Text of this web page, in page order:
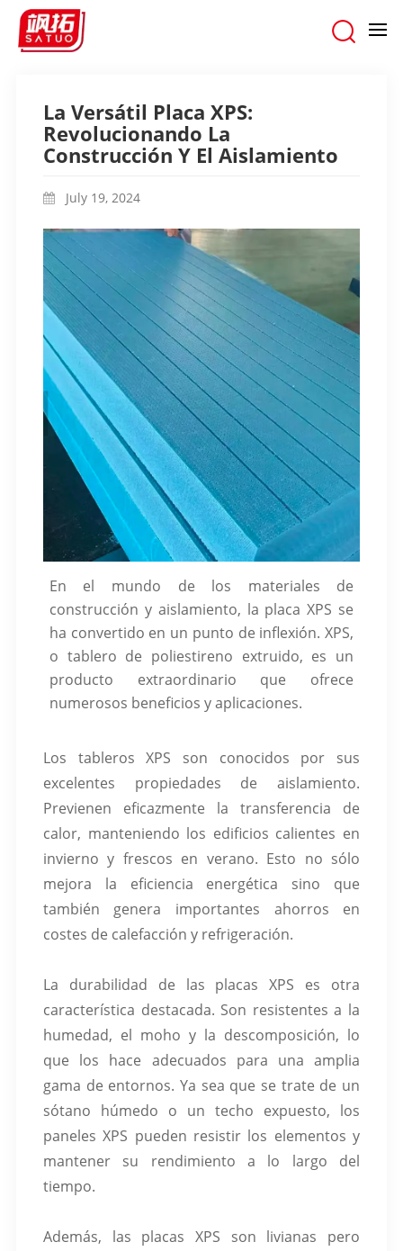
La Versátil Placa XPS: Revolucionando La Construcción Y El
La Versátil Placa XPS:
Revolucionando La
Construcción Y El Aislamiento
July 19, 2024
En el mundo de los materiales de
construcción y aislamiento, la placa XPS se
ha convertido en un punto de inflexión. XPS,
o tablero de poliestireno extruido, es un
producto extraordinario que ofrece
numerosos beneficios y aplicaciones.
Los tableros XPS son conocidos por sus
excelentes propiedades de aislamiento.
Previenen eficazmente la transferencia de
calor, manteniendo los edificios calientes en
invierno y frescos en verano. Esto no sólo
mejora la eficiencia energética sino que
también genera importantes ahorros en
costes de calefacción y refrigeración.
La durabilidad de las placas XPS es otra
característica destacada. Son resistentes a la
humedad, el moho y la descomposición, lo
que los hace adecuados para una amplia
gama de entornos. Ya sea que se trate de un
sótano húmedo o un techo expuesto, los
paneles XPS pueden resistir los elementos y
mantener su rendimiento a lo largo del
tiempo.
Además, las placas XPS son livianas pero